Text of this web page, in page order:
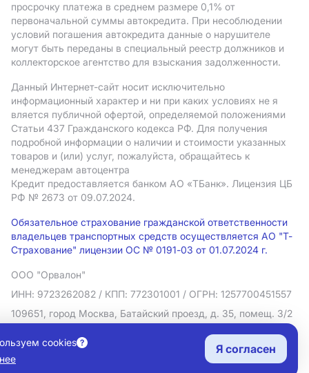
просрочку платежа в среднем размере 0,1% от
первоначальной суммы автокредита. При несоблюдении
условий погашения автокредита данные о нарушителе
могут быть переданы в специальный реестр должников и
коллекторское агентство для взыскания задолженности.
Данный Интернет-сайт носит исключительно
информационный характер и ни при каких условиях не я
вляется публичной офертой, определяемой положениями
Статьи 437 Гражданского кодекса РФ. Для получения
подробной информации о наличии и стоимости указанных
товаров и (или) услуг, пожалуйста, обращайтесь к
менеджерам автоцентра
Кредит предоставляется банком АO «ТБанк». Лицензия ЦБ
РФ № 2673 от 09.07.2024.
Обязательное страхование гражданской ответственности
владельцев транспортных средств осуществляется АО "Т-
Страхование" лицензии ОС № 0191-03 от 01.07.2024 г.
ООО "Орвалон"
ИНН: 9723262082 / КПП: 772301001 / ОГРН: 1257700451557
109651, город Москва, Батайский проезд, д. 35, помещ. 3/2
Политика в отношении обработки персональных данных
Согласие на рекламную рассылку
Правовая информация
cookies
Я согласен